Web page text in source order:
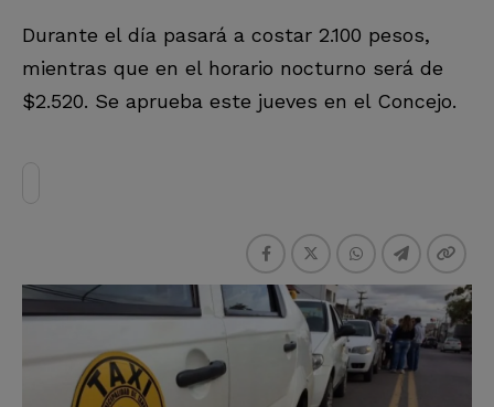
Durante el día pasará a costar 2.100 pesos,
mientras que en el horario nocturno será de
$2.520. Se aprueba este jueves en el Concejo.